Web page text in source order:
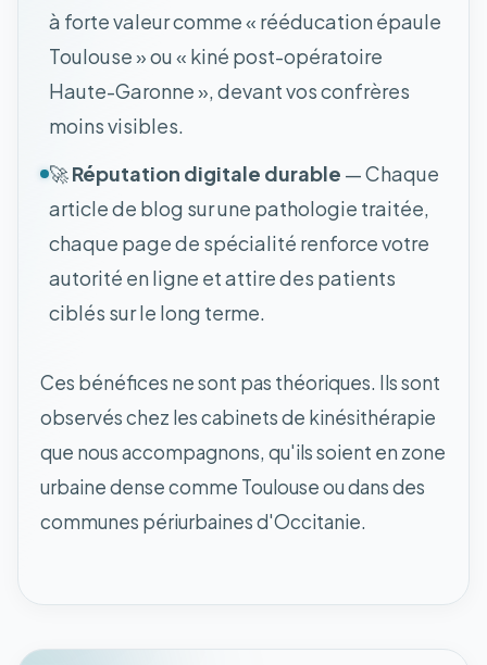
à forte valeur comme « rééducation épaule
Toulouse » ou « kiné post-opératoire
Haute-Garonne », devant vos confrères
moins visibles.
🚀Réputation digitale durable — Chaque
article de blog sur une pathologie traitée,
chaque page de spécialité renforce votre
autorité en ligne et attire des patients
ciblés sur le long terme.
Ces bénéfices ne sont pas théoriques. Ils sont
observés chez les cabinets de kinésithérapie
que nous accompagnons, qu'ils soient en zone
urbaine dense comme Toulouse ou dans des
communes périurbaines d'Occitanie.